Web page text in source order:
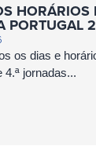
HORÁRIOS
PORTUGAL 2
os dias e
4.ª jornadas...